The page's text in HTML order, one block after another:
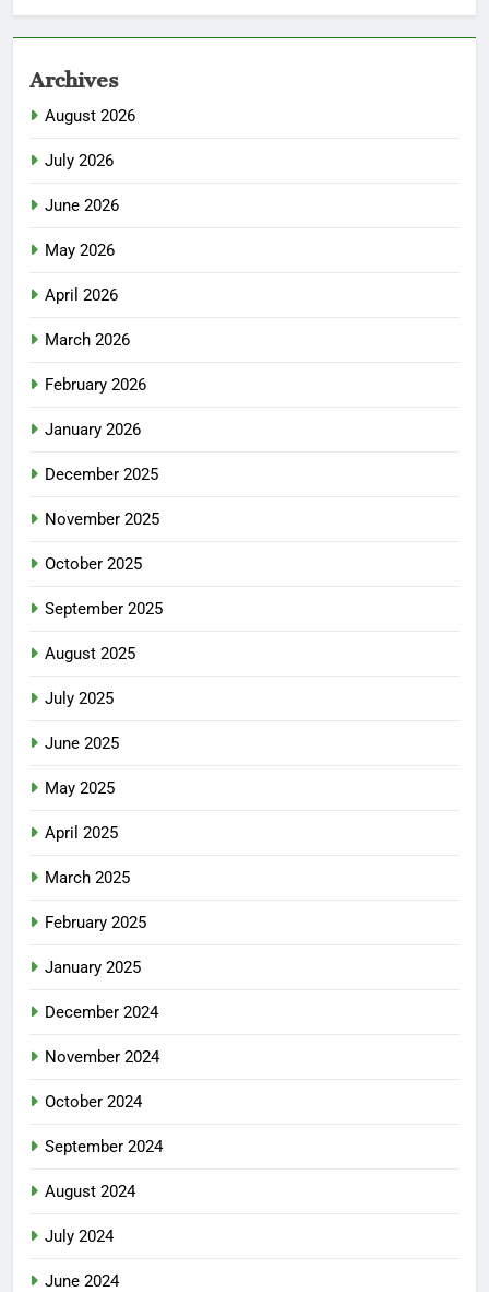
Archives
August 2026
July 2026
June 2026
May 2026
April 2026
March 2026
February 2026
January 2026
December 2025
November 2025
October 2025
September 2025
August 2025
July 2025
June 2025
May 2025
April 2025
March 2025
February 2025
January 2025
December 2024
November 2024
October 2024
September 2024
August 2024
July 2024
June 2024